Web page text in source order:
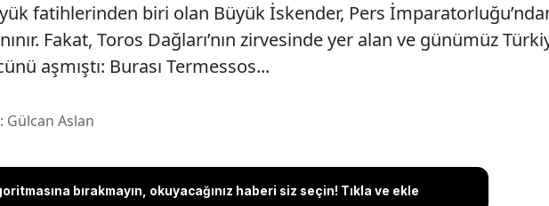
fatihlerinden biri olan Büyük İskender, Pers İmparatorluğu’ndan
Fakat, Toros Dağları’nın zirvesinde yer alan ve günümüz
aşmıştı: Burası Termessos...
Gülcan Aslan
bırakmayın, okuyacağınız haberi siz seçin! Tıkla ve ekle